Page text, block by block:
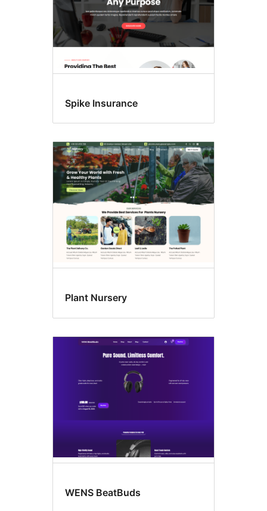
Spike Insurance
Plant Nursery
WENS BeatBuds